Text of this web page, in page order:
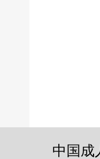
中国成